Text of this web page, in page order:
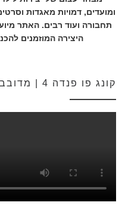
ומועדים, דמויות מאגדות
תחבורה ועוד רבים. האתר
היצירה המוזמנים
קונג פו פנדה 4 | מדובב